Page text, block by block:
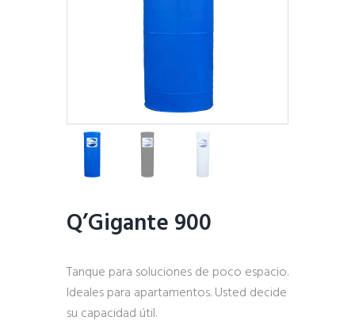
Q’Gigante 900
Tanque para soluciones de poco espacio.
Ideales para apartamentos. Usted decide
su capacidad útil.